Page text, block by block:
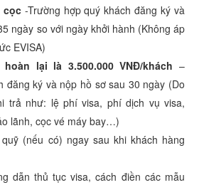
cọc-Trường hợp quý khách đăng ký và
ngày so với ngày khởi hành (Không áp
EVISA)
lại là 3.500.000 VNĐ/khách –
đăng ký và nộp hồ sơ sau 30 ngày (Do
trả như: lệ phí visa, phí dịch vụ visa,
lãnh, cọc vé máy bay…)
(nếu có) ngay sau khi khách hàng
dẫn thủ tục visa, cách điền các mẫu